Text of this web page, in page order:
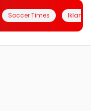
Soccer Times Iklanin